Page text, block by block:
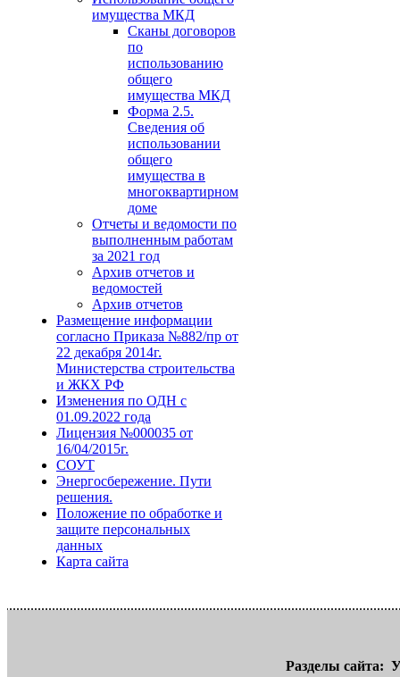
имущества МКД
Сканы договоров
по
использованию
общего
имущества МКД
Форма 2.5.
Сведения об
использовании
общего
имущества в
многоквартирном
доме
Отчеты и ведомости по
выполненным работам
за 2021 год
Архив отчетов и
ведомостей
Архив отчетов
Размещение информации
согласно Приказа №882/пр от
22 декабря 2014г.
Министерства строительства
и ЖКХ РФ
Изменения по ОДН с
01.09.2022 года
Лицензия №000035 от
16/04/2015г.
СОУТ
Энергосбережение. Пути
решения.
Положение по обработке и
защите персональных
данных
Карта сайта
Разделы сайта: